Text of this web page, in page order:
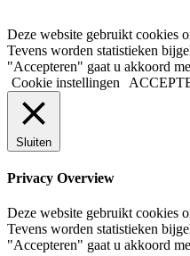
Deze website gebruikt cookies
Tevens worden statistieken
"Accepteren" gaat u akkoord
Cookie instellingen
Sluiten
Privacy Overview
Deze website gebruikt cookies
Tevens worden statistieken
"Accepteren" gaat u akkoord